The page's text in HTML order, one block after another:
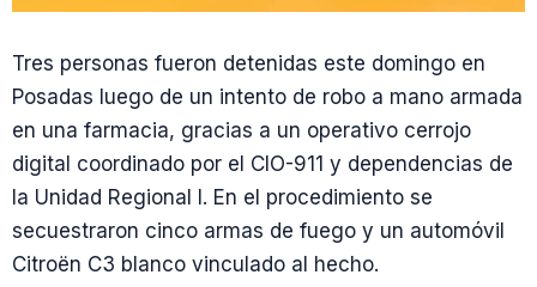
Tres personas fueron detenidas este domingo en
Posadas luego de un intento de robo a mano armada
en una farmacia, gracias a un operativo cerrojo
digital coordinado por el CIO-911 y dependencias de
la Unidad Regional I. En el procedimiento se
secuestraron cinco armas de fuego y un automóvil
Citroën C3 blanco vinculado al hecho.